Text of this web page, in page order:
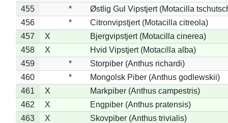
455
*
Østlig Gul Vipstjert (Motacilla
456
*
Citronvipstjert (Motacilla citreola)
457
X
Bjergvipstjert (Motacilla cinerea)
458
X
Hvid Vipstjert (Motacilla alba)
459
*
Storpiber (Anthus richardi)
460
*
Mongolsk Piber (Anthus godlewskii)
461
X
Markpiber (Anthus campestris)
462
X
Engpiber (Anthus pratensis)
463
X
Skovpiber (Anthus trivialis)